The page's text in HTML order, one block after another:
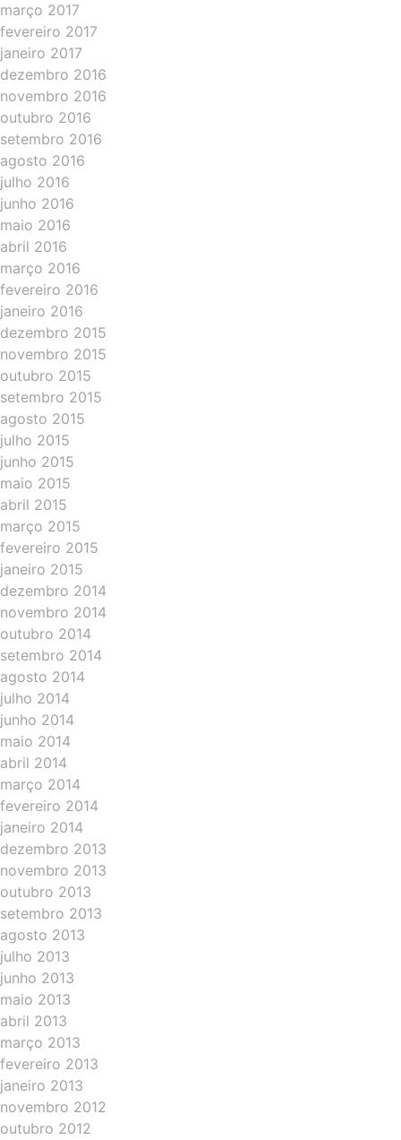
março 2017
fevereiro 2017
janeiro 2017
dezembro 2016
novembro 2016
outubro 2016
setembro 2016
agosto 2016
julho 2016
junho 2016
maio 2016
abril 2016
março 2016
fevereiro 2016
janeiro 2016
dezembro 2015
novembro 2015
outubro 2015
setembro 2015
agosto 2015
julho 2015
junho 2015
maio 2015
abril 2015
março 2015
fevereiro 2015
janeiro 2015
dezembro 2014
novembro 2014
outubro 2014
setembro 2014
agosto 2014
julho 2014
junho 2014
maio 2014
abril 2014
março 2014
fevereiro 2014
janeiro 2014
dezembro 2013
novembro 2013
outubro 2013
setembro 2013
agosto 2013
julho 2013
junho 2013
maio 2013
abril 2013
março 2013
fevereiro 2013
janeiro 2013
novembro 2012
outubro 2012